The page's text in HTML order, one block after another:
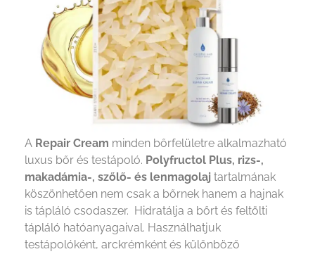
A Repair Cream minden bőrfelületre alkalmazható
luxus bőr és testápoló. Polyfructol Plus, rizs-,
makadámia-, szőlő- és lenmagolaj tartalmának
köszönhetően nem csak a bőrnek hanem a hajnak
is tápláló csodaszer. Hidratálja a bőrt és feltölti
tápláló hatóanyagaival. Használhatjuk
testápolóként, arckrémként és különböző